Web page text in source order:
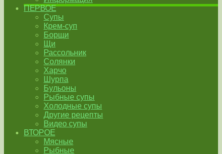
ПЕРВОЕ
Супы
Крем-суп
Борщи
Щи
Рассольник
Солянки
Харчо
Шурпа
Бульоны
Рыбные супы
Холодные супы
Другие рецепты
Видео супы
ВТОРОЕ
Мясные
Рыбные